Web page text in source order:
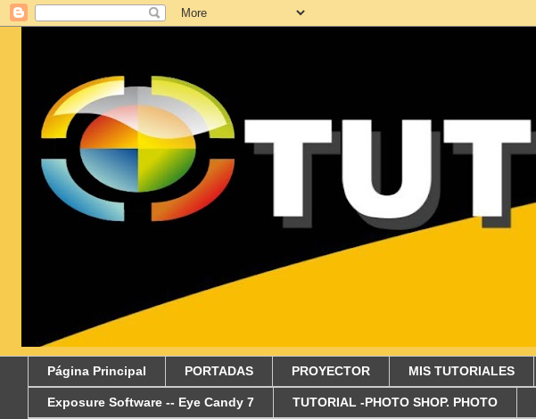
Página Principal PORTADAS PROYECTOR MIS TUTORIALES
Exposure Software -- Eye Candy 7 TUTORIAL -PHOTO SHOP. PHOTO